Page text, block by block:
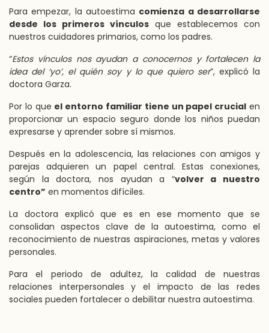
Para empezar, la autoestima comienza a desarrollarse
desde los primeros vínculos que establecemos con
nuestros cuidadores primarios, como los padres.
“Estos vínculos nos ayudan a conocernos y fortalecen la
idea del ‘yo’, el quién soy y lo que quiero ser”, explicó la
doctora Garza.
Por lo que el entorno familiar tiene un papel crucial en
proporcionar un espacio seguro donde los niños puedan
expresarse y aprender sobre sí mismos.
Después en la adolescencia, las relaciones con amigos y
parejas adquieren un papel central. Estas conexiones,
según la doctora, nos ayudan a “volver a nuestro
centro” en momentos difíciles.
La doctora explicó que es en ese momento que se
consolidan aspectos clave de la autoestima, como el
reconocimiento de nuestras aspiraciones, metas y valores
personales.
Para el periodo de adultez, la calidad de nuestras
relaciones interpersonales y el impacto de las redes
sociales pueden fortalecer o debilitar nuestra autoestima.